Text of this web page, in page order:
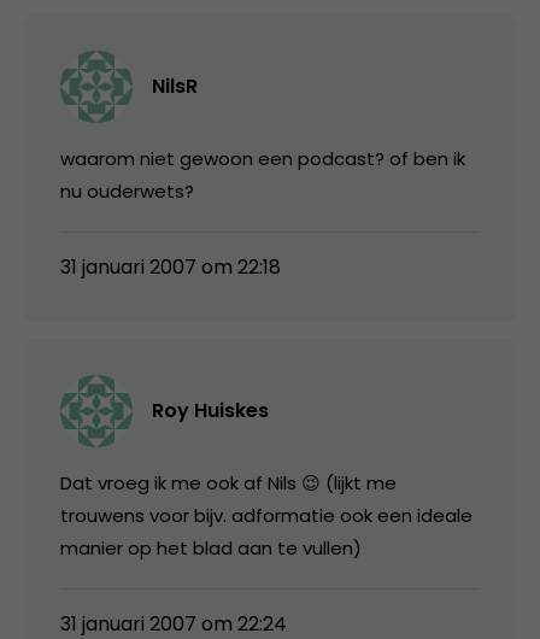
NilsR
waarom niet gewoon een podcast? of ben ik
nu ouderwets?
31 januari 2007 om 22:18
Roy Huiskes
Dat vroeg ik me ook af Nils 😉 (lijkt me
trouwens voor bijv. adformatie ook een ideale
manier op het blad aan te vullen)
31 januari 2007 om 22:24